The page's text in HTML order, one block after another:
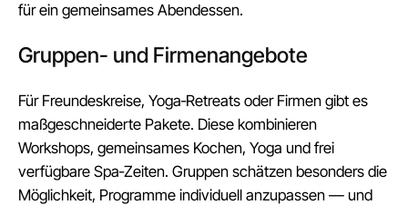
für ein gemeinsames Abendessen.
Gruppen- und Firmenangebote
Für Freundeskreise, Yoga‑Retreats oder Firmen gibt es
maßgeschneiderte Pakete. Diese kombinieren
Workshops, gemeinsames Kochen, Yoga und frei
verfügbare Spa‑Zeiten. Gruppen schätzen besonders die
Möglichkeit, Programme individuell anzupassen — und